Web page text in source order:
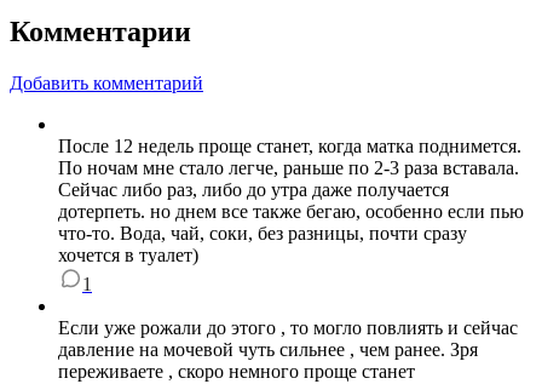
Комментарии
Добавить комментарий
После 12 недель проще станет, когда матка поднимется.
По ночам мне стало легче, раньше по 2-3 раза вставала.
Сейчас либо раз, либо до утра даже получается
дотерпеть. но днем все также бегаю, особенно если пью
что-то. Вода, чай, соки, без разницы, почти сразу
хочется в туалет)
1
Если уже рожали до этого , то могло повлиять и сейчас
давление на мочевой чуть сильнее , чем ранее. Зря
переживаете , скоро немного проще станет